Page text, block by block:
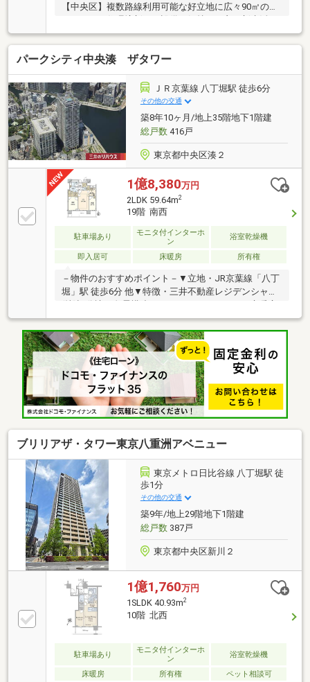
【中央区】複数路線利用可能な好立地に広々90㎡の暮
スタート統一感があり高級感のある仕上がりにご質問
やご不明点がございましたら気軽にお問い合わせくだ
さい※バルコニー面積不明のため1㎡で記載
パークシティ中央湊 ザタワー
ＪＲ京葉線 八丁堀駅 徒歩6分
その他の交通
築8年10ヶ月/地上35階地下1階建
総戸数416戸
東京都中央区湊２
1億8,380万円
2LDK 59.64m2
19階 南西
駐車場あり
モニタ付インターホ
ン
浴室乾燥機
即入居可 床暖房 所有権
－物件のおすすめポイント－▼立地・JR京葉線「八丁
堀」駅 徒歩6分 他▼特徴・三井不動産レジデンシャル
(株)旧分譲・免震構造タワーレジデンス・LDに床暖房
設置・全居室がバルコニーに面する設計、陽当り・通
風良好・WIC・SIC等、収納豊富▼【三井不動産レジデ
ンシャル実施】2025年12月内装リフォーム済【交換】
キッチン、トイレ便器、給湯器、壁・天井クロス 等
【張替】フローリング▼周辺環境・スーパー「デリド
湊店」徒歩1分(約60m)※専有面積にトランクルーム面
積0.72平米を含む
ブリリアザ・タワー東京八重洲アベニュー
東京メトロ日比谷線 八丁堀駅 徒
歩1分
その他の交通
築9年/地上29階地下1階建
総戸数387戸
東京都中央区新川２
1億1,760万円
1SLDK 40.93m2
10階 北西
駐車場あり
モニタ付インターホ
ン
浴室乾燥機
床暖房 所有権 ペット相談可